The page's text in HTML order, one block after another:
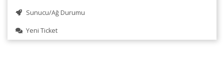
Sunucu/Ağ Durumu
Yeni Ticket